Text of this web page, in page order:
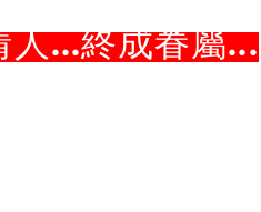
...終成眷屬...